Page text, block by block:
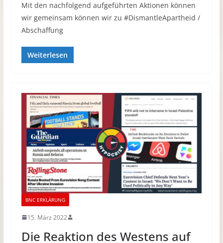
Mit den nachfolgend aufgeführten Aktionen können
wir gemeinsam können wir zu #DismantleApartheid /
Abschaffung
Weiterlesen
BNC ERKLÄRUNG
15. März 2022
Die Reaktion des Westens auf